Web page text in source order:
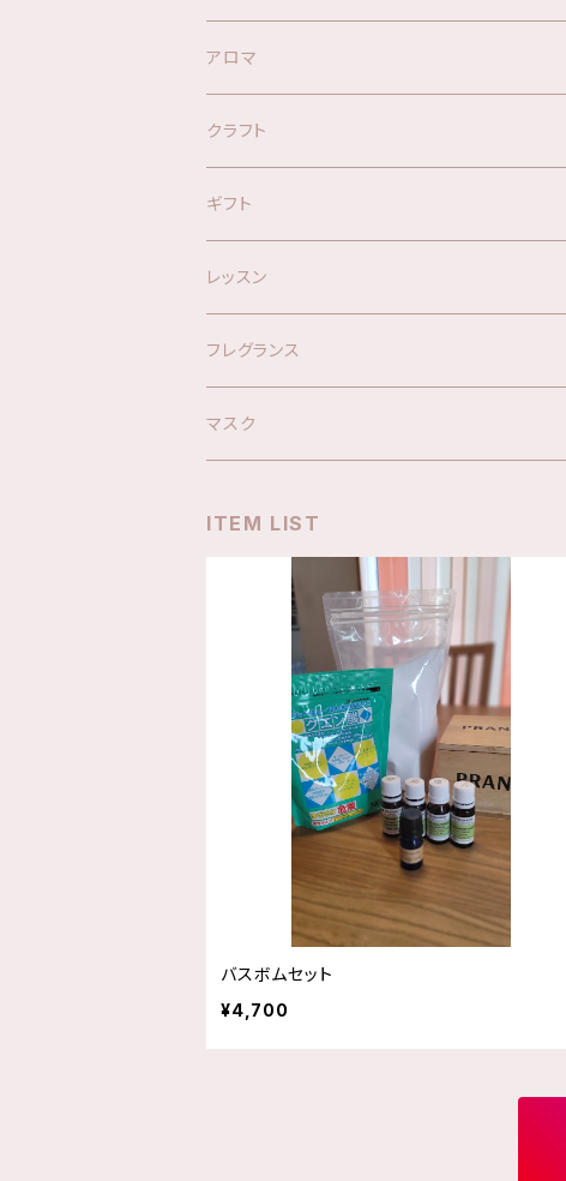
アロマ
オリジナルブレンド精油
オリジナルスプレー
ハーブウォーター
アロマグッズ
クラフト
キット
材料
ギフト
レッスン
フレグランス
マスク
ITEM LIST
バスボムセット
¥4,700